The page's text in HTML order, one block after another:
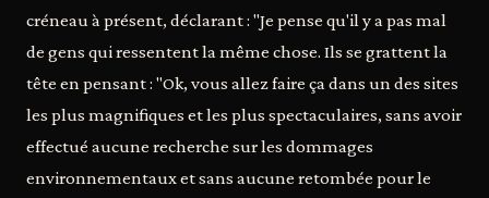
créneau à présent, déclarant : "Je pense qu'il y a pas mal
de gens qui ressentent la même chose. Ils se grattent la
tête en pensant : "Ok, vous allez faire ça dans un des sites
les plus magnifiques et les plus spectaculaires, sans avoir
effectué aucune recherche sur les dommages
environnementaux et sans aucune retombée pour le